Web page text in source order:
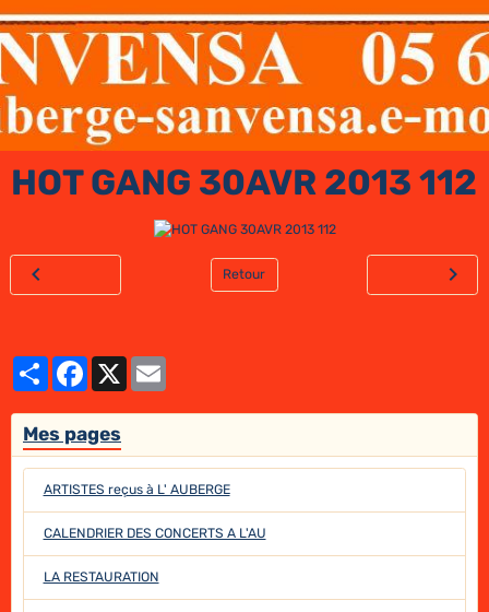
HOT GANG 30AVR 2013 112
Retour
PartagerFacebook
X
Mes pages
ARTISTES reçus à L' AUBERGE
CALENDRIER DES CONCERTS A L'AU
LA RESTAURATION